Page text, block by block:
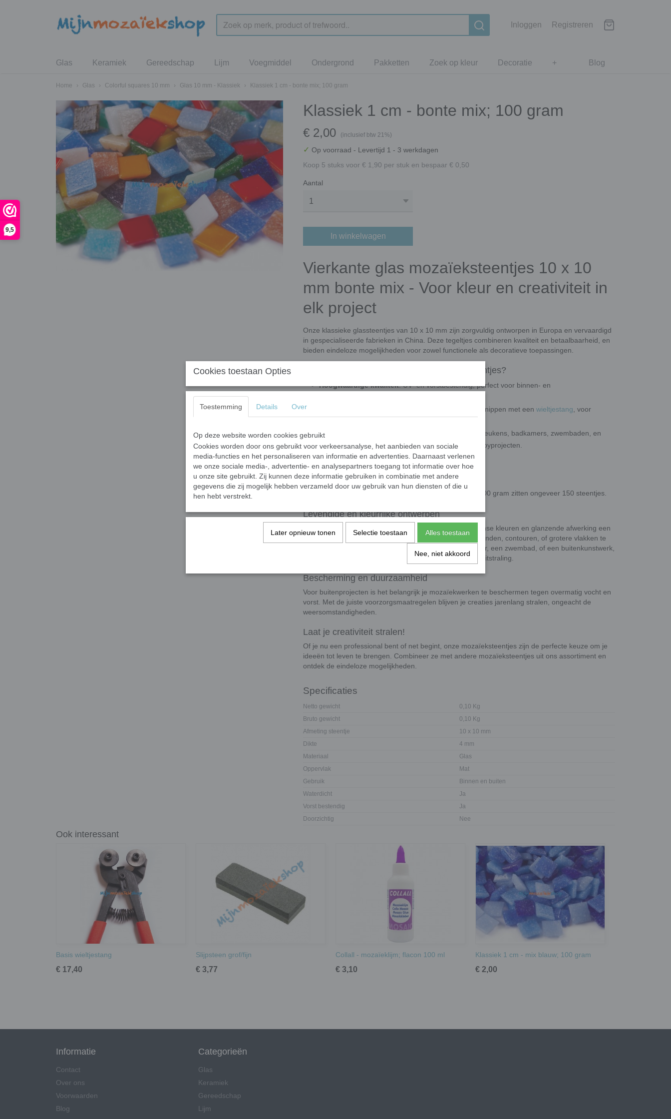
9,5
Inloggen Registreren
Blog
Glas Keramiek Gereedschap Lijm Voegmiddel Ondergrond Pakketten Zoek op kleur Decoratie +
Home › Glas › Colorful squares 10 mm › Glas 10 mm - Klassiek › Klassiek 1 cm - bonte mix; 100 gram
Klassiek 1 cm - bonte mix; 100 gram
€ 2,00 (inclusief btw 21%)
✓ Op voorraad - Levertijd 1 - 3 werkdagen
Koop 5 stuks voor € 1,90 per stuk en bespaar € 0,50
Aantal
In winkelwagen
Vierkante glas mozaïeksteentjes 10 x 10
mm bonte mix - Voor kleur en creativiteit in
elk project
Onze klassieke glassteentjes van 10 x 10 mm zijn zorgvuldig ontworpen in Europa en vervaardigd
in gespecialiseerde fabrieken in China. Deze tegeltjes combineren kwaliteit en betaalbaarheid, en
bieden eindeloze mogelijkheden voor zowel functionele als decoratieve toepassingen.
Waarom kiezen voor onze klassieke glassteentjes?
Hoogwaardige kwaliteit: UV- en vorstbestendig, perfect voor binnen- en
: Eenvoudig op maat te knippen met een wieltjestang , voor
Veelzijdig gebruik
: Geschikt voor muren, vloeren, keukens, badkamers, zwembaden, en
meer. Ook ideaal voor architectuur en creatieve hobbyprojecten.
Afmetingen
Afmetingen: 10 x 10 mm groot en 4 mm dik.
: De steentjes worden los geleverd. In 100 gram zitten ongeveer 150 steentjes.
Levendige en kleurrijke ontwerpen
De klassieke glas mozaïeksteentjes voegen met hun intense kleuren en glanzende afwerking een
levendige uitstraling toe aan elk project. Gebruik ze om randen, contouren, of grotere vlakken te
accentueren. Of je nu een mozaïek maakt voor je interieur, een zwembad, of een buitenkunstwerk,
deze tegeltjes geven je creaties een unieke en elegante uitstraling.
Bescherming en duurzaamheid
Voor buitenprojecten is het belangrijk je mozaïekwerken te beschermen tegen overmatig vocht en
vorst. Met de juiste voorzorgsmaatregelen blijven je creaties jarenlang stralen, ongeacht de
weersomstandigheden.
Laat je creativiteit stralen!
Of je nu een professional bent of net begint, onze mozaïeksteentjes zijn de perfecte keuze om je
ideeën tot leven te brengen. Combineer ze met andere mozaïeksteentjes uit ons assortiment en
ontdek de eindeloze mogelijkheden.
Specificaties
Netto gewicht
0,10 Kg
Bruto gewicht
0,10 Kg
Afmeting steentje
10 x 10 mm
Dikte
4 mm
Materiaal
Glas
Oppervlak
Mat
Gebruik
Binnen en buiten
Waterdicht
Ja
Vorst bestendig
Ja
Doorzichtig
Nee
Ook interessant
Basis wieltjestang
€ 17,40
Slijpsteen grof/fijn
€ 3,77
Collall - mozaïeklijm; flacon 100 ml
€ 3,10
Klassiek 1 cm - mix blauw; 100 gram
€ 2,00
Informatie
Contact
Over ons
Voorwaarden
Blog
Categorieën
Glas
Keramiek
Gereedschap
Lijm
Cookies toestaan Opties
Toestemming Details Over
Op deze website worden cookies gebruikt
Cookies worden door ons gebruikt voor verkeersanalyse, het aanbieden van sociale
media-functies en het personaliseren van informatie en advertenties. Daarnaast verlenen
we onze sociale media-, advertentie- en analysepartners toegang tot informatie over hoe
u onze site gebruikt. Zij kunnen deze informatie gebruiken in combinatie met andere
gegevens die zij mogelijk hebben verzameld door uw gebruik van hun diensten of die u
hen hebt verstrekt.
Later opnieuw tonen Selectie toestaan Alles toestaan
Nee, niet akkoord